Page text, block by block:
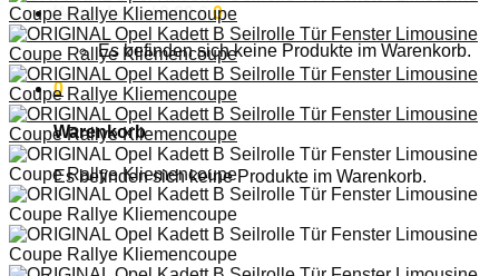
Warenkorb /0,00€ 0
Es befinden sich keine Produkte im Warenkorb.
0
Warenkorb
Es befinden sich keine Produkte im Warenkorb.